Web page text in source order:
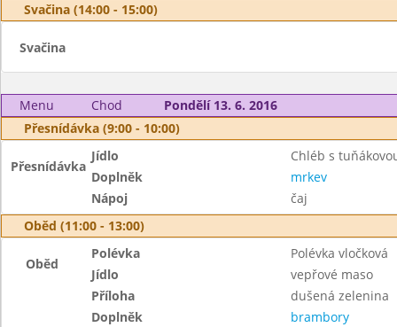
Svačina (14:00 - 15:00)
Svačina
Menu Chod
Pondělí 13. 6. 2016
Přesnídávka (9:00 - 10:00)
Přesnídávka
Jídlo
Chléb s
Doplněk
mrkev
Nápoj
čaj
Oběd (11:00 - 13:00)
Oběd
Polévka
Polévka vločková
Jídlo
vepřové maso
Příloha
dušená zelenina
Doplněk
brambory